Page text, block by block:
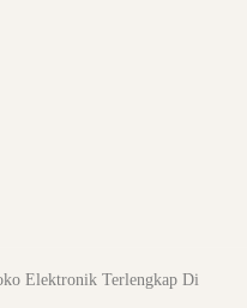
Elektronik Terlengkap Di